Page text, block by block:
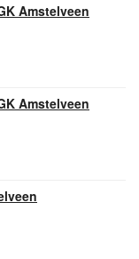
Amstelveen
Amstelveen